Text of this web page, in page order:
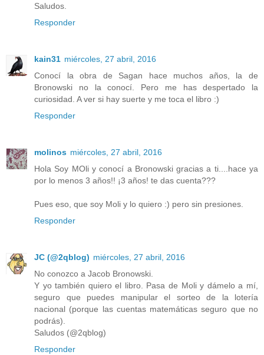
Saludos.
Responder
kain31 miércoles, 27 abril, 2016
Conocí la obra de Sagan hace muchos años, la de
Bronowski no la conocí. Pero me has despertado la
curiosidad. A ver si hay suerte y me toca el libro :)
Responder
molinos miércoles, 27 abril, 2016
Hola Soy MOli y conocí a Bronowski gracias a ti....hace ya
por lo menos 3 años!! ¡3 años! te das cuenta???
Pues eso, que soy Moli y lo quiero :) pero sin presiones.
Responder
JC (@2qblog) miércoles, 27 abril, 2016
No conozco a Jacob Bronowski.
Y yo también quiero el libro. Pasa de Moli y dámelo a mí,
seguro que puedes manipular el sorteo de la lotería
nacional (porque las cuentas matemáticas seguro que no
podrás).
Saludos (@2qblog)
Responder